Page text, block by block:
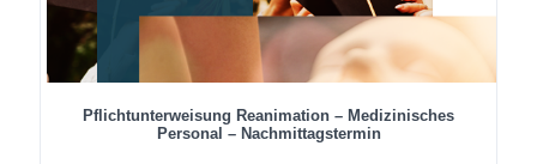
Pflichtunterweisung Reanimation – Medizinisches
Personal – Nachmittagstermin